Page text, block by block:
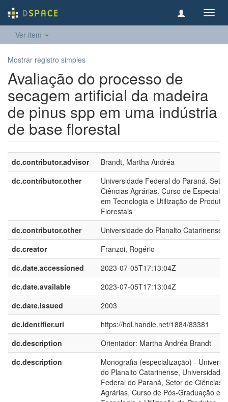
Ver item
Mostrar registro simples
Avaliação do processo de
secagem artificial da madeira
de pinus spp em uma indústria
de base florestal
dc.contributor.advisor
Brandt, Martha Andréa
dc.contributor.other
Universidade Federal do Paraná.
Ciências Agrárias. Curso de
em Tecnologia e Utilização de Produtos
Florestais
dc.contributor.other
Universidade do Planalto Catarinense
dc.creator
Franzoi, Rogério
dc.date.accessioned
2023-07-05T17:13:04Z
dc.date.available
2023-07-05T17:13:04Z
dc.date.issued
2003
dc.identifier.uri
https://hdl.handle.net/1884/83381
dc.description
Orientador: Martha Andréa Brandt
dc.description
Monografia (especialização) -
do Planalto Catarinense, Universidade
Federal do Paraná, Setor de Ciências
Agrárias, Curso de Pós-Graduação em